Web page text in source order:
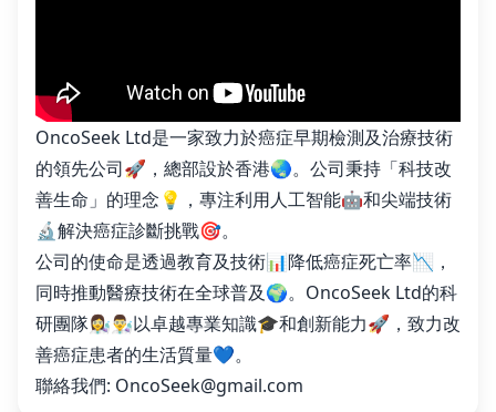
OncoSeek Ltd是一家致力於癌症早期檢測及治療技術
的領先公司🚀，總部設於香港🌏。公司秉持「科技改
善生命」的理念💡，專注利用人工智能🤖和尖端技術
🔬解決癌症診斷挑戰🎯。
公司的使命是透過教育及技術📊降低癌症死亡率📉，
同時推動醫療技術在全球普及🌍。OncoSeek Ltd的科
研團隊👩‍🔬👨‍🔬以卓越專業知識🎓和創新能力🚀，致力改
善癌症患者的生活質量💙。
聯絡我們: OncoSeek@gmail.com